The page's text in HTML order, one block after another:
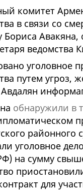
комитет
в связи со
Бориса
ведомства
уголовное
путем угроз,
обнаружили в
районного
уголовное
на сумму
для